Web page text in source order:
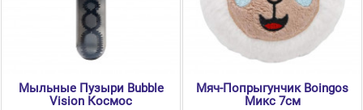
Мыльные Пузыри Bubble
Vision Космос
Мяч-Попрыгунчик Boingos
Микс 7см